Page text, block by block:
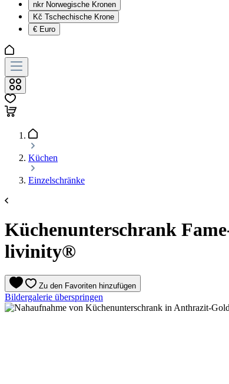
nkr Norwegische Kronen
Kč Tschechische Krone
€ Euro
Küchen
Einzelschränke
Küchenunterschrank
livinity®
Zu den Favoriten hinzufügen
Bildergalerie überspringen